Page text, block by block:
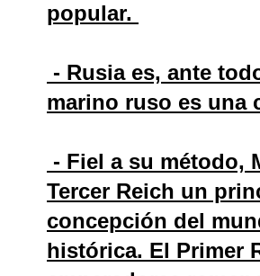
popular.
- Rusia es, ante
marino ruso es una
- Fiel a su método,
Tercer Reich un
concepción del
histórica. El Primer